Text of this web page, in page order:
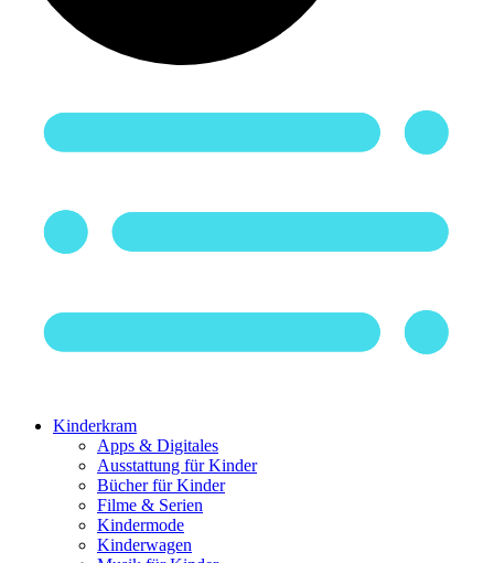
Kinderkram
Apps & Digitales
Ausstattung für Kinder
Bücher für Kinder
Filme & Serien
Kindermode
Kinderwagen